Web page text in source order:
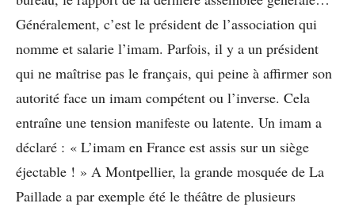
Généralement, c’est le président de l’association qui
nomme et salarie l’imam. Parfois, il y a un président
qui ne maîtrise pas le français, qui peine à affirmer son
autorité face un imam compétent ou l’inverse. Cela
entraîne une tension manifeste ou latente. Un imam a
déclaré : « L’imam en France est assis sur un siège
éjectable ! » A Montpellier, la grande mosquée de La
Paillade a par exemple été le théâtre de plusieurs